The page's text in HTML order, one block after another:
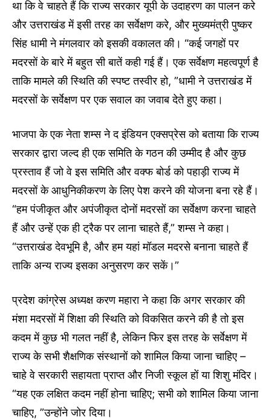
था कि वे चाहते हैं कि राज्य सरकार यूपी के उदाहरण का पालन करे
और उत्तराखंड में इसी तरह का सर्वेक्षण करे, और मुख्यमंत्री पुष्कर
सिंह धामी ने मंगलवार को इसकी वकालत की। “कई जगहों पर
मदरसों के बारे में बहुत सी बातें कही गई हैं। एक सर्वेक्षण महत्वपूर्ण है
ताकि मामले की स्थिति की स्पष्ट तस्वीर हो, ”धामी ने उत्तराखंड में
मदरसों के सर्वेक्षण पर एक सवाल का जवाब देते हुए कहा।
भाजपा के एक नेता शम्स ने द इंडियन एक्सप्रेस को बताया कि राज्य
सरकार द्वारा जल्द ही एक समिति के गठन की उम्मीद है और कुछ
प्रस्ताव हैं जो वे इस समिति और वक्फ बोर्ड को पहाड़ी राज्य में
मदरसों के आधुनिकीकरण के लिए पेश करने की योजना बना रहे हैं।
“हम पंजीकृत और अपंजीकृत दोनों मदरसों का सर्वेक्षण करना चाहते
हैं और उन्हें एक ही ट्रैक पर लाना चाहते हैं,” शम्स ने कहा।
“उत्तराखंड देवभूमि है, और हम यहां मॉडल मदरसे बनाना चाहते हैं
ताकि अन्य राज्य इसका अनुसरण कर सकें।”
प्रदेश कांग्रेस अध्यक्ष करण महारा ने कहा कि अगर सरकार की
मंशा मदरसों में शिक्षा की स्थिति को विकसित करने की है तो इस
कदम में कुछ भी गलत नहीं है, लेकिन फिर इस तरह के सर्वेक्षण में
राज्य के सभी शैक्षणिक संस्थानों को शामिल किया जाना चाहिए –
चाहे वे सरकारी सहायता प्राप्त और निजी स्कूल हों या शिशु मंदिर।
“यह एक लक्षित कदम नहीं होना चाहिए; सभी को शामिल किया जाना
चाहिए, ”उन्होंने जोर दिया।